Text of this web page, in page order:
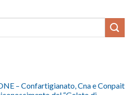
– Confartigianato, Cna e Conpait